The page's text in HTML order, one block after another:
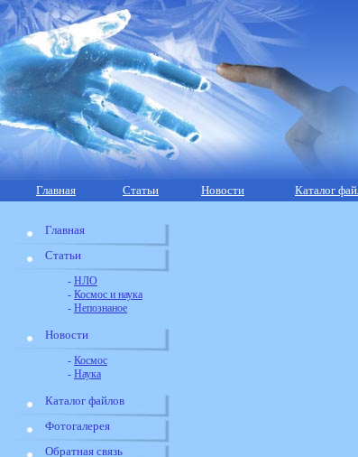
Главная Статьи Новости Каталог
Главная
Статьи
- НЛО
- Космос и наука
- Непознаное
Новости
- Космос
- Наука
Каталог файлов
Фотогалерея
Обратная связь